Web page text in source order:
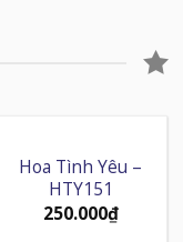
Hoa Tình Yêu –
HTY151
250.000₫